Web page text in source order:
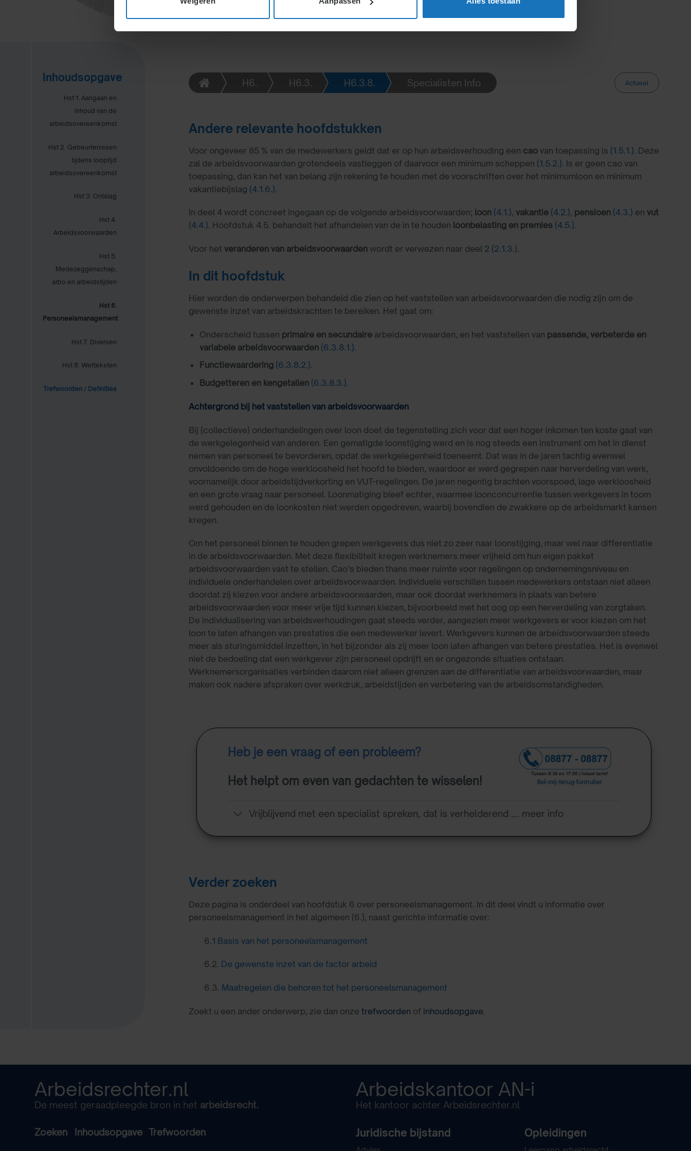
Inhoudsopgave
Hst 1. Aangaan en
inhoud van de
arbeidsovereenkomst
Hst 2. Gebeurtenissen
tijdens looptijd
arbeidsovereenkomst
Hst 3. Ontslag
Hst 4.
Arbeidsvoorwaarden
Hst 5.
Medezeggenschap,
arbo en arbeidstijden
Hst 6.
Personeelsmanagement
Hst 7. Diversen
Hst 8. Wetteksten
Trefwoorden / Definities
H6. H6.3. H6.3.8. Specialisten Info Actueel
Andere relevante hoofdstukken
Voor ongeveer 85 % van de medewerkers geldt dat er op hun arbeidsverhouding een cao van toepassing is (1.5.1.). Deze
zal de arbeidsvoorwaarden grotendeels vastleggen of daarvoor een minimum scheppen (1.5.2.). Is er geen cao van
toepassing, dan kan het van belang zijn rekening te houden met de voorschriften over het minimumloon en minimum
vakantiebijslag (4.1.6.).
In deel 4 wordt concreet ingegaan op de volgende arbeidsvoorwaarden; loon (4.1.), vakantie (4.2.), pensioen (4.3.) en vut
(4.4.). Hoofdstuk 4.5. behandelt het afhandelen van de in te houden loonbelasting en premies (4.5.).
Voor het veranderen van arbeidsvoorwaarden wordt er verwezen naar deel 2 (2.1.3.).
In dit hoofdstuk
Hier worden de onderwerpen behandeld die zien op het vaststellen van arbeidsvoorwaarden die nodig zijn om de
gewenste inzet van arbeidskrachten te bereiken. Het gaat om:
Onderscheid tussen primaire en secundairearbeidsvoorwaarden, en het vaststellen van passende, verbeterde en
variabele arbeidsvoorwaarden (6.3.8.1.).
Functiewaardering (6.3.8.2.).
Budgetteren en kengetallen (6.3.8.3.).
Achtergrond bij het vaststellen van arbeidsvoorwaarden
Bij (collectieve) onderhandelingen over loon doet de tegenstelling zich voor dat een hoger inkomen ten koste gaat van
de werkgelegenheid van anderen. Een gematigde loonstijging werd en is nog steeds een instrument om het in dienst
nemen van personeel te bevorderen, opdat de werkgelegenheid toeneemt. Dat was in de jaren tachtig evenwel
onvoldoende om de hoge werkloosheid het hoofd te bieden, waardoor er werd gegrepen naar herverdeling van werk,
voornamelijk door arbeidstijdverkorting en VUT-regelingen. De jaren negentig brachten voorspoed, lage werkloosheid
en een grote vraag naar personeel. Loonmatiging bleef echter, waarmee loonconcurrentie tussen werkgevers in toom
werd gehouden en de loonkosten niet werden opgedreven, waarbij bovendien de zwakkere op de arbeidsmarkt kansen
kregen.
Om het personeel binnen te houden grepen werkgevers dus niet zo zeer naar loonstijging, maar wel naar differentiatie
in de arbeidsvoorwaarden. Met deze flexibiliteit kregen werknemers meer vrijheid om hun eigen pakket
arbeidsvoorwaarden vast te stellen. Cao’s bieden thans meer ruimte voor regelingen op ondernemingsniveau en
individuele onderhandelen over arbeidsvoorwaarden. Individuele verschillen tussen medewerkers ontstaan niet alleen
doordat zij kiezen voor andere arbeidsvoorwaarden, maar ook doordat werknemers in plaats van betere
arbeidsvoorwaarden voor meer vrije tijd kunnen kiezen, bijvoorbeeld met het oog op een herverdeling van zorgtaken.
De individualisering van arbeidsverhoudingen gaat steeds verder, aangezien meer werkgevers er voor kiezen om het
loon te laten afhangen van prestaties die een medewerker levert. Werkgevers kunnen de arbeidsvoorwaarden steeds
meer als sturingsmiddel inzetten, in het bijzonder als zij meer loon laten afhangen van betere prestaties. Het is evenwel
niet de bedoeling dat een werkgever zijn personeel opdrijft en er ongezonde situaties ontstaan.
Werknemersorganisaties verbinden daarom niet alleen grenzen aan de differentiatie van arbeidsvoorwaarden, maar
maken ook nadere afspraken over werkdruk, arbeidstijden en verbetering van de arbeidsomstandigheden.
Heb je een vraag of een probleem?
Het helpt om even van gedachten te wisselen!
Vrijblijvend met een specialist spreken, dat is verhelderend .... meer info
Verder zoeken
Deze pagina is onderdeel van hoofdstuk 6 over personeelsmanagement. In dit deel vindt u informatie over
personeelsmanagement in het algemeen (6.), naast gerichte informatie over:
6.1 Basis van het personeelsmanagement
6.2. De gewenste inzet van de factor arbeid
6.3. Maatregelen die behoren tot het personeelsmanagement
Zoekt u een ander onderwerp, zie dan onze trefwoorden of inhoudsopgave.
Arbeidsrechter.nl
De meest geraadpleegde bron in het arbeidsrecht.
Zoeken Inhoudsopgave Trefwoorden
Arbeidskantoor AN-i
Het kantoor achter Arbeidsrechter.nl
Juridische bijstand Opleidingen